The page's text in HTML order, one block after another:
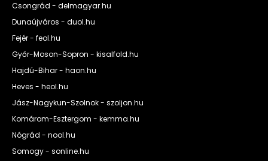
Csongrád - delmagyar.hu
Dunaújváros - duol.hu
Fejér - feol.hu
Győr-Moson-Sopron - kisalfold.hu
Hajdú-Bihar - haon.hu
Heves - heol.hu
Jász-Nagykun-Szolnok - szoljon.hu
Komárom-Esztergom - kemma.hu
Nógrád - nool.hu
Somogy - sonline.hu